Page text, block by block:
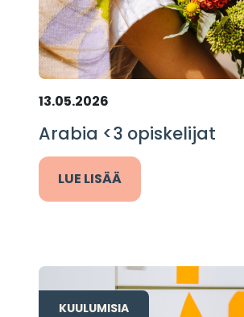
13.05.2026
Arabia <3 opiskelijat
LUE LISÄÄ
KUULUMISIA